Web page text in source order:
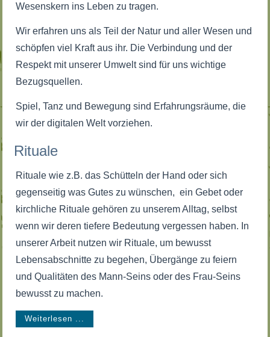
Wesenskern ins Leben zu tragen.
Wir erfahren uns als Teil der Natur und aller Wesen und
schöpfen viel Kraft aus ihr. Die Verbindung und der
Respekt mit unserer Umwelt sind für uns wichtige
Bezugsquellen.
Spiel, Tanz und Bewegung sind Erfahrungsräume, die
wir der digitalen Welt vorziehen.
Rituale
Rituale wie z.B. das Schütteln der Hand oder sich
gegenseitig was Gutes zu wünschen, ein Gebet oder
kirchliche Rituale gehören zu unserem Alltag, selbst
wenn wir deren tiefere Bedeutung vergessen haben. In
unserer Arbeit nutzen wir Rituale, um bewusst
Lebensabschnitte zu begehen, Übergänge zu feiern
und Qualitäten des Mann-Seins oder des Frau-Seins
bewusst zu machen.
Weiterlesen ...